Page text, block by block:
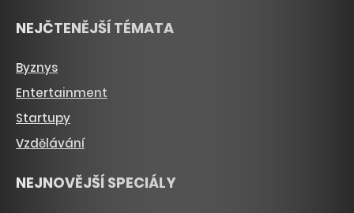
NEJČTENĚJŠÍ TÉMATA
Byznys
Entertainment
Startupy
Vzdělávání
NEJNOVĚJŠÍ SPECIÁLY